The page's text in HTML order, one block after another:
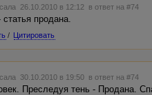
26.10.2010 в 12:12 в ответ на #74
продана.
/ Цитировать
30.10.2010 в 19:50 в ответ на #74
Преследуя тень - Продана.